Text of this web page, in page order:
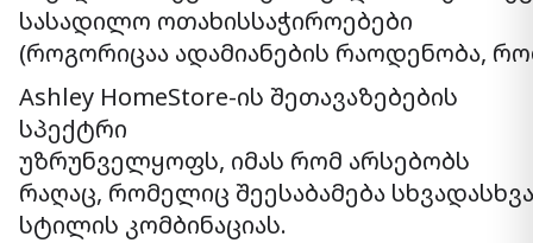
სასადილო ოთახისსაჭიროებები
(როგორიცაა ადამიანების რაოდენობა,
Ashley HomeStore-ის შეთავაზებების
სპექტრი
უზრუნველყოფს, იმას რომ არსებობს
რაღაც, რომელიც შეესაბამება
სტილის კომბინაციას.